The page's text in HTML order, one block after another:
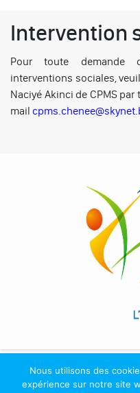
Intervention
Pour toute demande
interventions sociales,
Naciyé Akinci de CPMS
mail
Nous utilisons des
expérience sur notre site